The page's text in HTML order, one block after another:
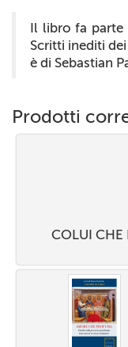
Il libro fa parte
Scritti inediti
è di Sebastian
Prodotti
COLUI CHE